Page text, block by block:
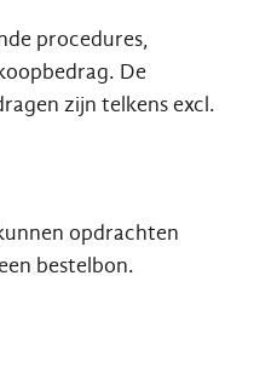
procedures,
De
zijn telkens excl.
opdrachten
bestelbon.